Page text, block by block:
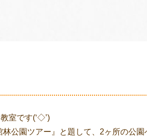
室です(‘◇’)ゞ
公園ツアー』と題して、2ヶ所の公園